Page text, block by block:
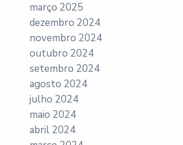
março 2025
dezembro 2024
novembro 2024
outubro 2024
setembro 2024
agosto 2024
julho 2024
maio 2024
abril 2024